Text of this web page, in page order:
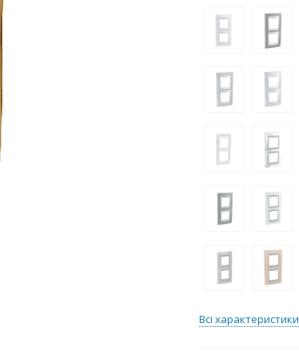
Всі характеристики